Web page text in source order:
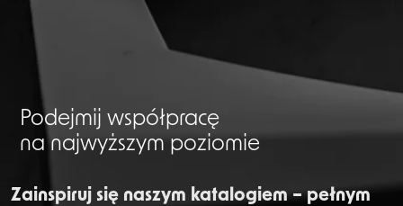
Podejmij współpracę
na najwyższym poziomie
Zainspiruj się naszym katalogiem – pełnym